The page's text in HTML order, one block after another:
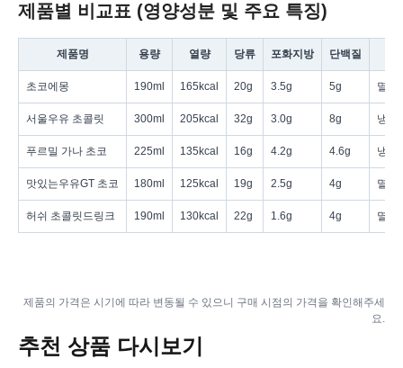
제품별 비교표 (영양성분 및 주요 특징)
제품명 용량 열량 당류 포화지방 단백질
초코에몽 190ml 165kcal 20g 3.5g 5g 멸균
서울우유 초콜릿 300ml 205kcal 32g 3.0g 8g 냉장
푸르밀 가나 초코 225ml 135kcal 16g 4.2g 4.6g 냉장
맛있는우유GT 초코 180ml 125kcal 19g 2.5g 4g 멸균
허쉬 초콜릿드링크 190ml 130kcal 22g 1.6g 4g 멸균
제품의 가격은 시기에 따라 변동될 수 있으니 구매 시점의 가격을 확인해주세
요.
추천 상품 다시보기